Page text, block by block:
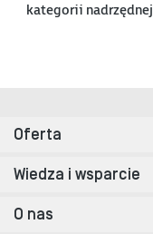
kategorii nadrzędnej
Oferta
Wiedza i wsparcie
O nas